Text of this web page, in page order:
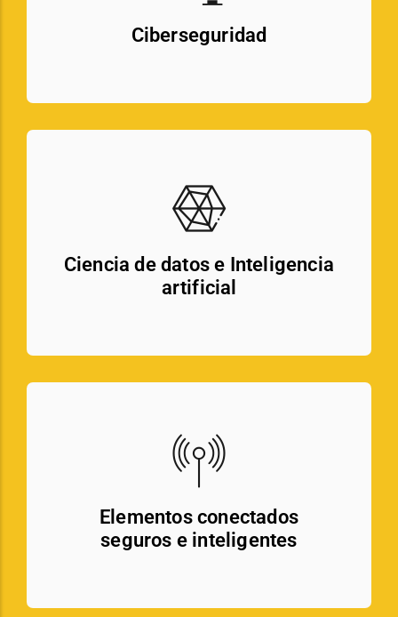
Ciberseguridad
Ciencia de datos e Inteligencia
artificial
Elementos conectados
seguros e inteligentes